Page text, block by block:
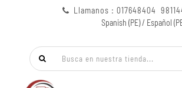
Llamanos : 017648404
Spanish (PE) / Español